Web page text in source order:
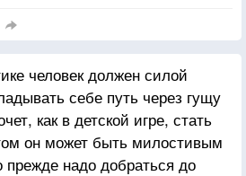
человек должен силой
себе путь через гущу
как в детской игре, стать
он может быть милостивым
надо добраться до